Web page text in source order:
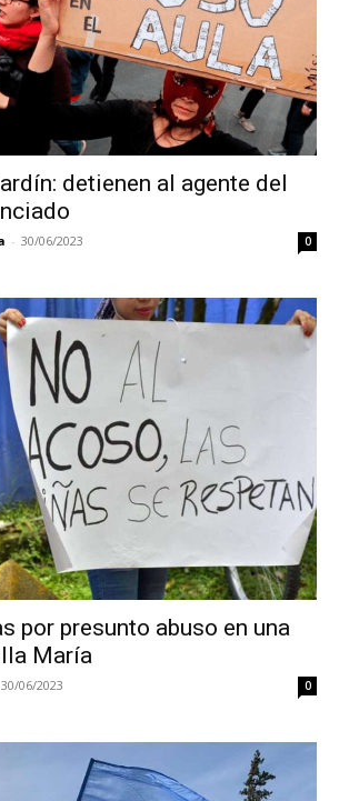
detienen al agente del
- 30/06/2023 0
por presunto abuso en una
María
30/06/2023 0